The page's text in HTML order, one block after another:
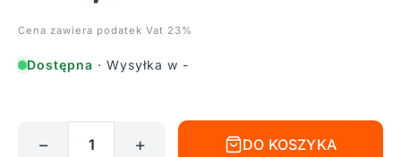
Cena zawiera podatek Vat 23%
Dostępna · Wysyłka w -
− + DO KOSZYKA